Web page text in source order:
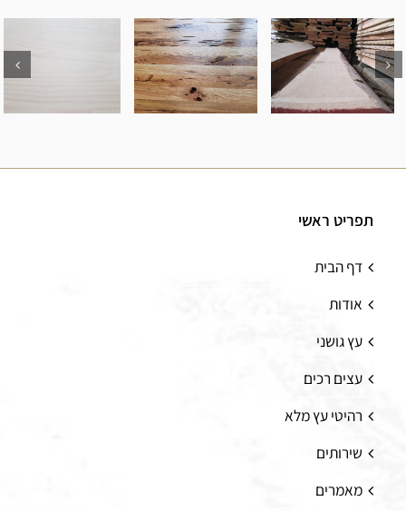
לייצור ועיבוד
כיצד לזהות
שונים וכיצד
סוגי עץ אלון
תפריט ראשי
דף הבית
אודות
עץ גושני
עצים רכים
רהיטי עץ מלא
שירותים
מאמרים